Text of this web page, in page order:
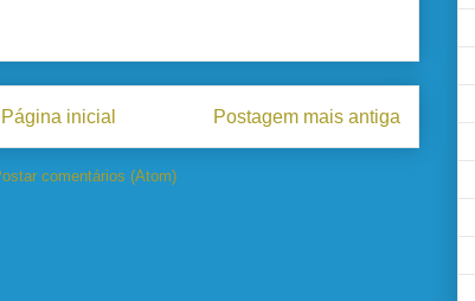
Postagem mais antiga
Página inicial
comentários (Atom)